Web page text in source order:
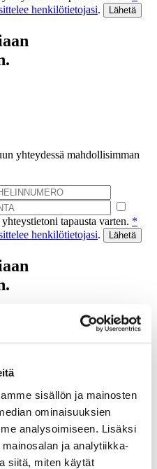
sisällön ja mainosten
ominaisuuksien
analysoimiseen. Lisäksi
ja analytiikka-
siitä, miten käytät
henkilötietojasi.
yhteydessä mahdollisimman
tapausta varten. *
henkilötietojasi.
jotka saat
tapausta varten.
henkilötietojasi